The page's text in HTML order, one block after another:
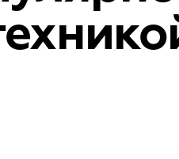
sector, providing an
service and new
brands.